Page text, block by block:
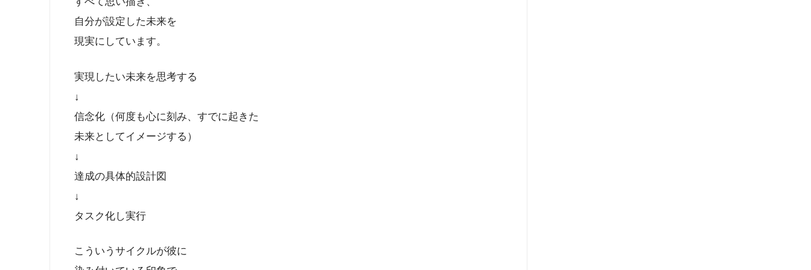
自分が設定した未来を
現実にしています。
実現したい未来を思考する
↓
信念化（何度も心に刻み、すでに起きた
未来としてイメージする）
↓
達成の具体的設計図
↓
タスク化し実行
こういうサイクルが彼に